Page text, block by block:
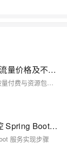
阿里云对象存储OSS收费标准：存储费、流量价格及不同计费模式全解析
阿里云OSS收费标准涵盖存储、流量等费用，支持按量付费与资源包两种模式。标准存储按量0.09元/GB/月，包年500GB仅需118.99元，流量费按公网出方向计费，闲时0.25元/GB，忙时0.5元/GB，可购流量包更优惠。
Docker 部署 Prometheus 和 Grafana 监控 Spring Boot 服务
服务实现步骤